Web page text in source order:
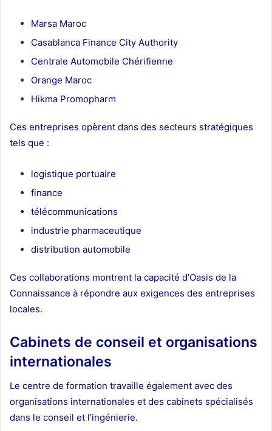
Marsa Maroc
Casablanca Finance City Authority
Centrale Automobile Chérifienne
Orange Maroc
Hikma Promopharm
Ces entreprises opèrent dans des secteurs stratégiques
tels que :
logistique portuaire
finance
télécommunications
industrie pharmaceutique
distribution automobile
Ces collaborations montrent la capacité d’Oasis de la
Connaissance à répondre aux exigences des entreprises
locales.
Cabinets de conseil et organisations
internationales
Le centre de formation travaille également avec des
organisations internationales et des cabinets spécialisés
dans le conseil et l’ingénierie.